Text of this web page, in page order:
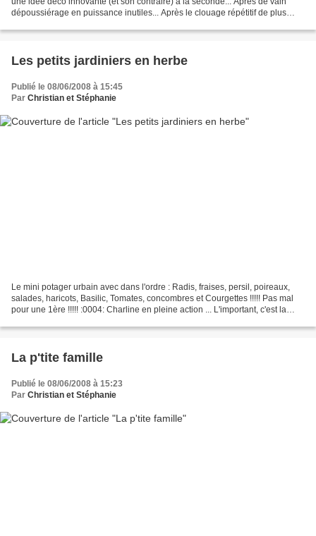
dépoussiérage en puissance inutiles... Après le clouage répétitif de plus
Les petits jardiniers en herbe
Publié le 08/06/2008 à 15:45
Par Christian et Stéphanie
Le mini potager urbain avec dans l'ordre : Radis, fraises, persil, poireaux,
salades, haricots, Basilic, Tomates, concombres et Courgettes !!!!! Pas mal
pour une 1ère !!!!! :0004: Charline en pleine action ... L'important, c'est la
La p'tite famille
Publié le 08/06/2008 à 15:23
Par Christian et Stéphanie